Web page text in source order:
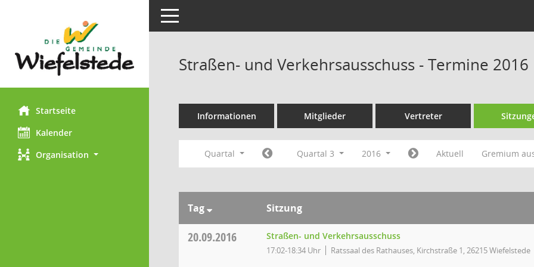
Startseite
Kalender
Organisation
Toggle navigation
Straßen- und Verkehrsausschuss - Termine 2016
Informationen Mitglieder Vertreter
Quartal Quartal 3 2016 Aktuell Gremium
Tag Sitzung
20.09.2016 Straßen- und Verkehrsausschuss
17:02-18:34 Uhr Ratssaal des Rathauses, Kirchstraße 1, 26215 Wiefelstede